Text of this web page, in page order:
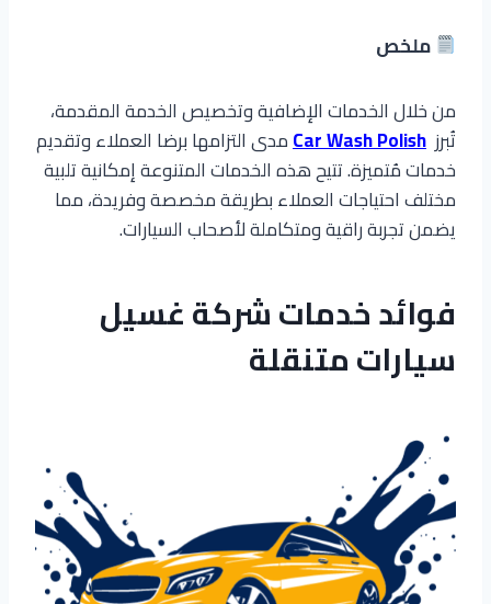
ملخص
من خلال الخدمات الإضافية وتخصيص الخدمة المقدمة،
تُبرز Car Wash Polishمدى التزامها برضا العملاء وتقديم
خدمات مُتميزة. تتيح هذه الخدمات المتنوعة إمكانية تلبية
مختلف احتياجات العملاء بطريقة مخصصة وفريدة، مما
يضمن تجربة راقية ومتكاملة لأصحاب السيارات.
فوائد خدمات شركة غسيل
سيارات متنقلة